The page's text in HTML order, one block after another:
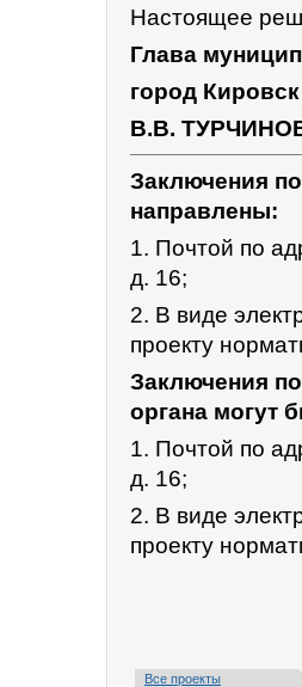
Настоящее
Глава
город
В.В.
Заключения
направлены:
1. Почтой по
д. 16;
2. В виде
проекту
Заключения
органа могут
1. Почтой по
д. 16;
2. В виде
проекту
Все проекты